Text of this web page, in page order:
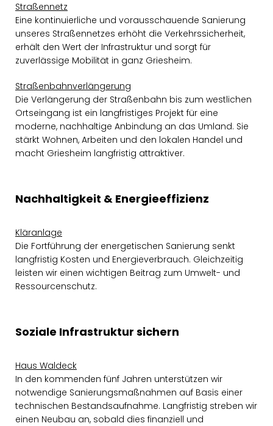
Straßennetz
Eine kontinuierliche und vorausschauende Sanierung
unseres Straßennetzes erhöht die Verkehrssicherheit,
erhält den Wert der Infrastruktur und sorgt für
zuverlässige Mobilität in ganz Griesheim.
Straßenbahnverlängerung
Die Verlängerung der Straßenbahn bis zum westlichen
Ortseingang ist ein langfristiges Projekt für eine
moderne, nachhaltige Anbindung an das Umland. Sie
stärkt Wohnen, Arbeiten und den lokalen Handel und
macht Griesheim langfristig attraktiver.
Nachhaltigkeit & Energieeffizienz
Kläranlage
Die Fortführung der energetischen Sanierung senkt
langfristig Kosten und Energieverbrauch. Gleichzeitig
leisten wir einen wichtigen Beitrag zum Umwelt- und
Ressourcenschutz.
Soziale Infrastruktur sichern
Haus Waldeck
In den kommenden fünf Jahren unterstützen wir
notwendige Sanierungsmaßnahmen auf Basis einer
technischen Bestandsaufnahme. Langfristig streben wir
einen Neubau an, sobald dies finanziell und